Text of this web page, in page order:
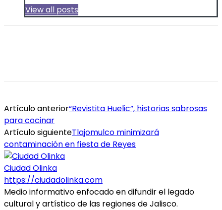
View all posts
Artículo anterior“Revistita Huelic”, historias sabrosas
para cocinar
Artículo siguienteTlajomulco minimizará
contaminación en fiesta de Reyes
Ciudad Olinka
https://ciudadolinka.com
Medio informativo enfocado en difundir el legado
cultural y artístico de las regiones de Jalisco.